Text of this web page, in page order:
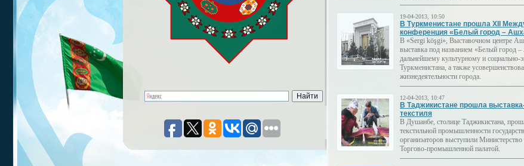
19-04-2013, 10:50
В Туркменистане прошла XII
конференция «Белый город –
В «Sergi köşgi», Выставочном центре
выставка под названием «Белый город
дальнейшему культурному и
Туркменистана, а также
жизнедеятельности города.
12-04-2013, 10:47
В Таджикистане прошла
текстиля
В Душанбе, столице Таджикистана,
текстильной промышленности
организаторов выступили
Торгово-промышленной палатой.